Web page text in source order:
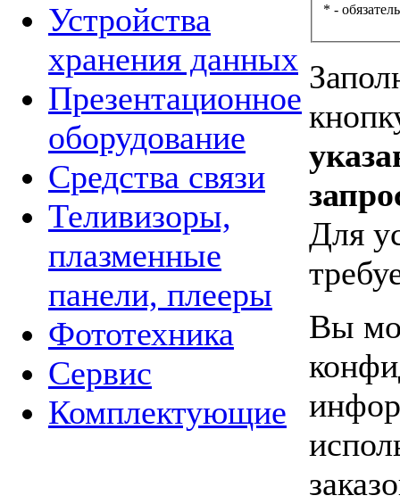
Устройства
хранения данных
Презентационное
оборудование
Средства связи
Теливизоры,
плазменные
панели, плееры
Фототехника
Сервис
Комплектующие
* -
Для
Вы